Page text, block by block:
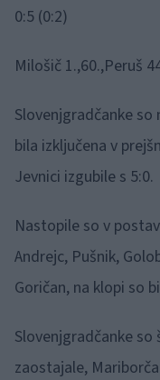
0:5 (0:2)
Milošič 1.,60.,Peruš
Slovenjgradčanke
bila izključena v
Jevnici izgubile s 5:0.
Nastopile so v
Andrejc, Pušnik,
Goričan, na klopi so
Slovenjgradčanke so
zaostajale,